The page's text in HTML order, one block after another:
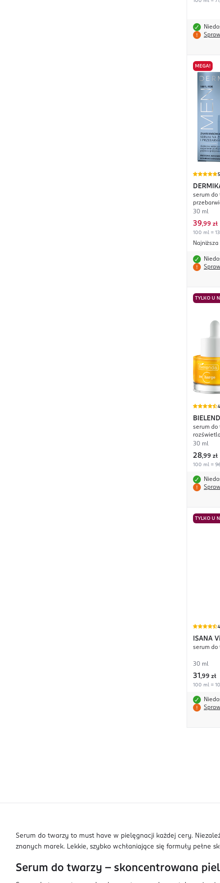
MEGA!
serum do
30 ml
39,99 zł
100 ml =
Najniższa
TYLKO U
serum do
30 ml
28,99 zł
100 ml =
TYLKO U
ISANA
serum do
30 ml
31 ,99 zł
100 ml =
Serum do twarzy to must have w pielęgnacji każdej cery.
znanych marek. Lekkie, szybko wchłaniające się formuły
Serum do twarzy – skoncentrowana